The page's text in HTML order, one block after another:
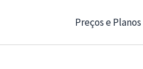
Preços e Planos